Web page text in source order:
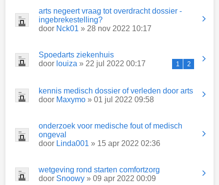
arts negeert vraag tot overdracht dossier -
ingebrekestelling?
door Nck01 » 28 nov 2022 10:17
Spoedarts ziekenhuis
door louiza » 22 jul 2022 00:17 1 2
kennis medisch dossier of verleden door arts
door Maxymo » 01 jul 2022 09:58
onderzoek voor medische fout of medisch
ongeval
door Linda001 » 15 apr 2022 02:36
wetgeving rond starten comfortzorg
door Snoowy » 09 apr 2022 00:09